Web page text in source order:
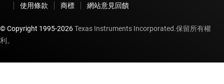
使用條款
商標 網站意見回饋
© Copyright 1995-2026Texas Instruments Incorporated.保留所有權
利。